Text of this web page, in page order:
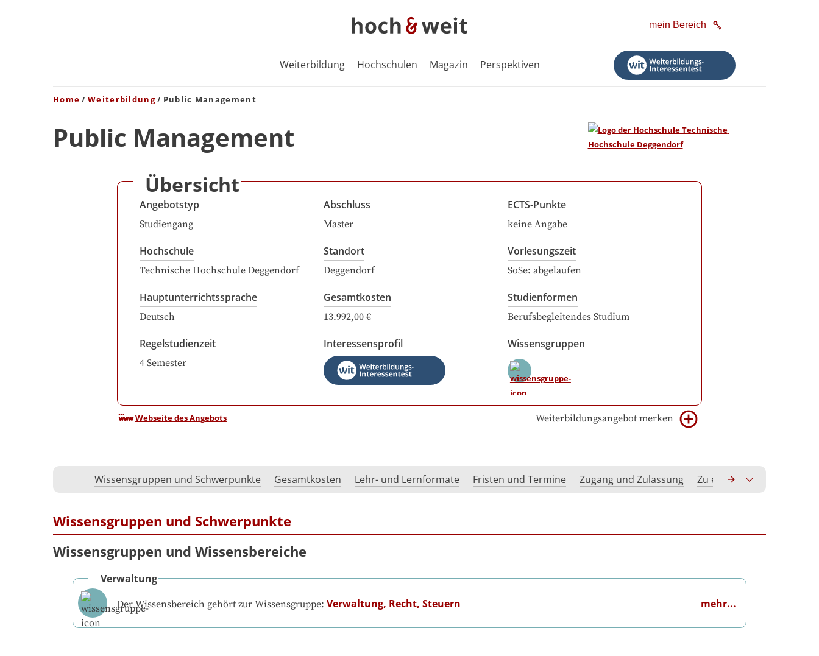
mein Bereich
Weiterbildung Hochschulen Magazin Perspektiven
Home Weiterbildung Public Management
Public Management
Übersicht
Angebotstyp
Studiengang
Abschluss
Master
ECTS-Punkte
keine Angabe
Hochschule
Technische Hochschule Deggendorf
Standort
Deggendorf
Vorlesungszeit
SoSe: abgelaufen
Hauptunterrichtssprache
Deutsch
Gesamtkosten
13.992,00 €
Studienformen
Berufsbegleitendes Studium
Regelstudienzeit
4 Semester
Interessensprofil Wissensgruppen
Webseite des Angebots Weiterbildungsangebot merken
Wissensgruppen und Schwerpunkte Gesamtkosten Lehr- und Lernformate Fristen und Termine Zugang und Zulassung Zu erwerbende
Wissensgruppen und Schwerpunkte
Wissensgruppen und Wissensbereiche
Verwaltung
Der Wissensbereich gehört zur Wissensgruppe: Verwaltung, Recht, Steuern mehr...